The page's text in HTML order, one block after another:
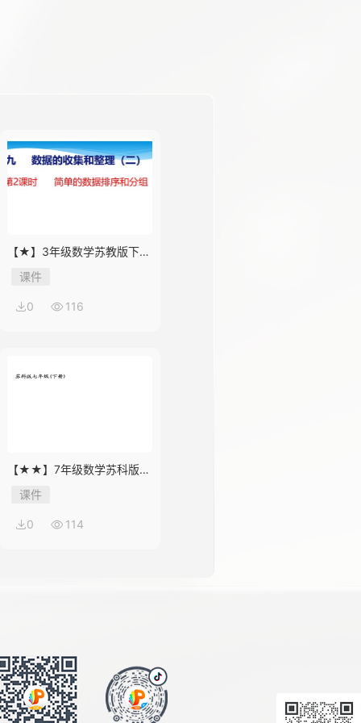
【★】3年级数学苏教版下册
课件第9单元《数据的收集和
整理（二）》
课件
0 116
【★★】7年级数学苏科版下
册课件第12单元 《12.1 定义
与命题》
课件
0 114